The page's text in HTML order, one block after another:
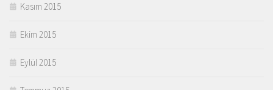
Kasım 2015
Ekim 2015
Eylül 2015